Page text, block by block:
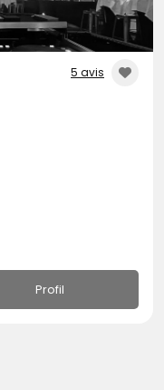
5 avis
Profil